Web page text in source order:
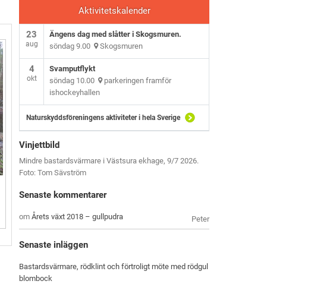
Aktivitetskalender
23
aug
Ängens dag med slåtter i Skogsmuren.
söndag 9.00 Skogsmuren
4
okt
Svamputflykt
söndag 10.00 parkeringen framför
ishockeyhallen
Naturskyddsföreningens aktiviteter i hela Sverige
Vinjettbild
Mindre bastardsvärmare i Västsura ekhage, 9/7 2026.
Foto: Tom Sävström
Senaste kommentarer
Peter
omÅrets växt 2018 – gullpudra
Senaste inläggen
Bastardsvärmare, rödklint och förtroligt möte med rödgul
blombock